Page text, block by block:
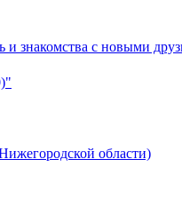
и знакомства с новыми
области)